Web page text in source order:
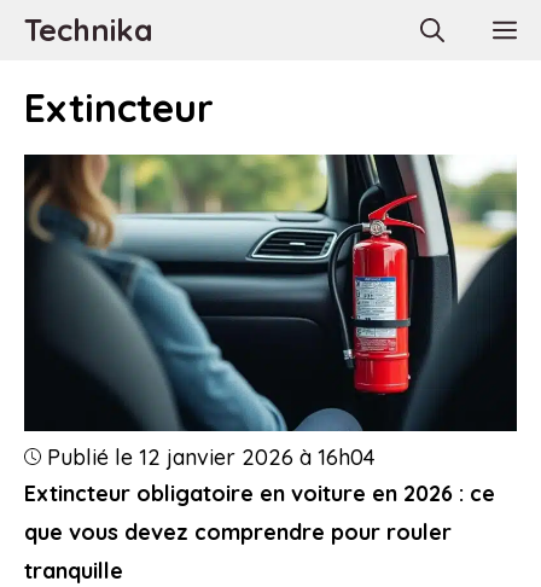
AllerTechnika
Extincteur
Extincteur obligatoire en voiture en 2026 : ce
que vous devez comprendre pour rouler
tranquille
Publié le 12 janvier 2026 à 16h04